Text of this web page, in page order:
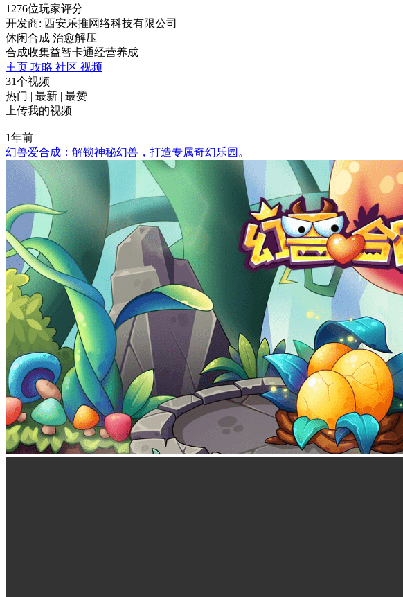
1276位玩家评分
开发商: 西安乐推网络科技有限公司
休闲合成 治愈解压
合成收集益智卡通经营养成
主页 攻略 社区 视频
31个视频
热门 | 最新 | 最赞
上传我的视频
1年前
幻兽爱合成：解锁神秘幻兽，打造专属奇幻乐园。